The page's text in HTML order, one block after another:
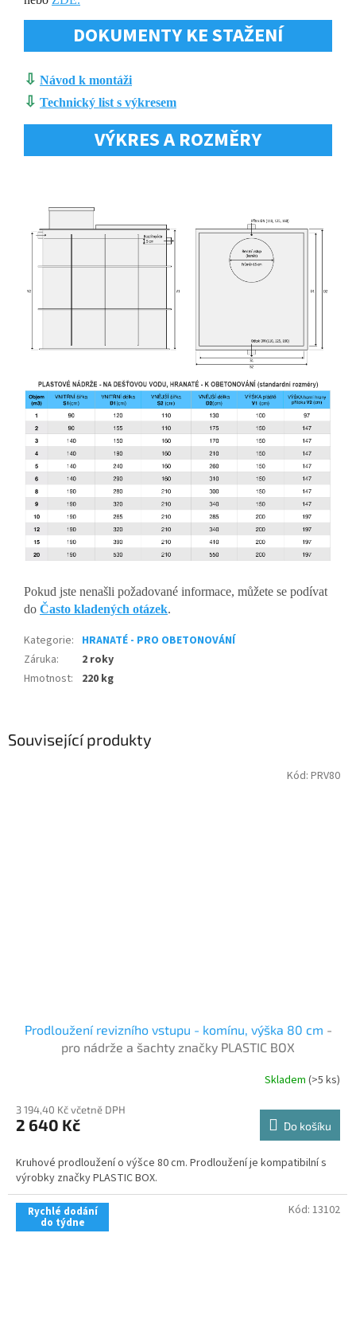
Související produkty
Prodloužení revizního vstupu - komínu, výška 80 cm -
pro nádrže a šachty značky PLASTIC BOX
Skladem (>5 ks)
3 194,40 Kč včetně DPH
2 640 Kč Do košíku
Kruhové prodloužení o výšce 80 cm. Prodloužení je kompatibilní s
výrobky značky PLASTIC BOX.
Kód: PRV80
Rychlé dodání
do týdne
Kód: 13102
DOKUMENTY KE STAŽENÍ
⇩ Návod k montáži
⇩ Technický list s výkresem
VÝKRES A ROZMĚRY
Pokud jste nenašli požadované informace, můžete se podívat
do Často kladených otázek.
Kategorie: HRANATÉ - PRO OBETONOVÁNÍ
Záruka:
2 roky
Hmotnost: 220 kg